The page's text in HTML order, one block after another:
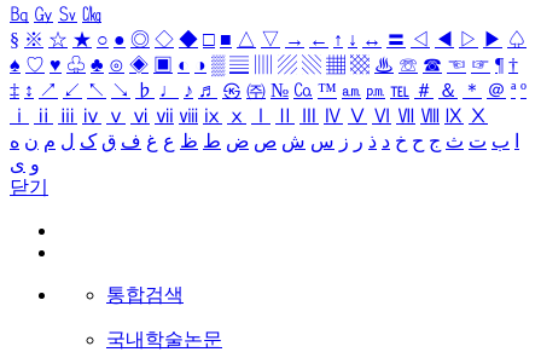
㏃ ㏉ ㏜ ㏆
§ ※ ☆ ★ ○ ● ◎ ◇ ◆ □ ■ △ ▽ → ← ↑ ↓ ↔ 〓 ◁ ◀ ▷ ▶ ♤
♠ ♡ ♥ ♧ ♣ ⊙ ◈ ▣ ◐ ◑ ▒ ▤ ▨ ▧ ▦ ▩ ♨ ☏ ☎ ☜ ☞ ¶ †
‡ ↕ ↗ ↙ ↖ ↘ ♭ ♩ ♪ ♬ ㉿ ㈜ № ㏇ ™ ㏂ ㏘ ℡ ＃ ＆ ＊ ＠ ª º
ⅰ
ⅱ ⅲ ⅳ ⅴ ⅵ ⅶ ⅷ ⅸ ⅹ Ⅳ Ⅴ Ⅵ Ⅶ Ⅷ Ⅸ Ⅹ
ب ت ث ج ح خ د ذ ر ز س ش ص ض ط ظ ع غ ف ق ک ل م ن ه
و ی
닫기
통합검색
국내학술논문